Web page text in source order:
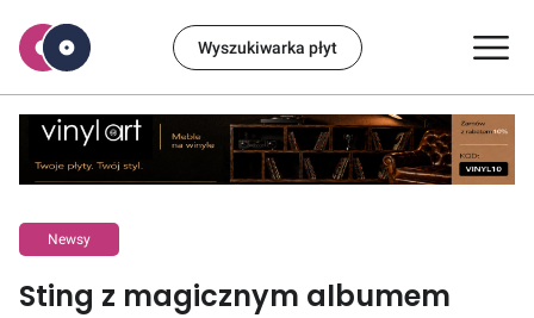
Wyszukiwarka płyt
Newsy
Sting z magicznym albumem